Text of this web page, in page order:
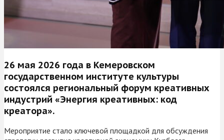
26 мая 2026 года в Кемеровском
государственном институте культуры
состоялся региональный форум креативных
индустрий «Энергия креативных: код
креатора».
Мероприятие стало ключевой площадкой для обсуждения